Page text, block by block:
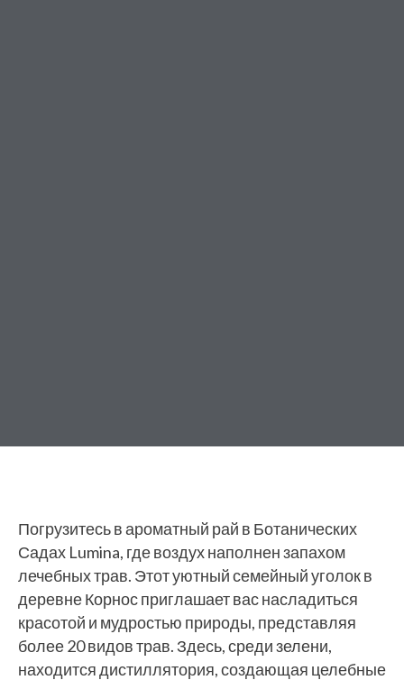
Погрузитесь в ароматный рай в Ботанических
Садах Lumina, где воздух наполнен запахом
лечебных трав. Этот уютный семейный уголок в
деревне Корнос приглашает вас насладиться
красотой и мудростью природы, представляя
более 20 видов трав. Здесь, среди зелени,
находится дистиллятория, создающая целебные